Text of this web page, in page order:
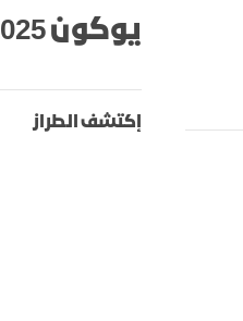
يوكون 2025
إكتشف الطراز